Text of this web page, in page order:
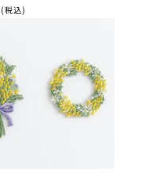
(税込)